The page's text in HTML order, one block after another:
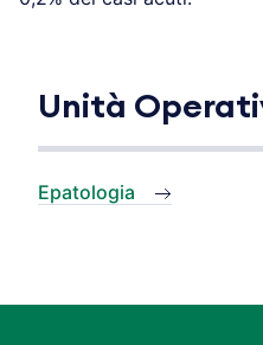
Unità
Epatologia